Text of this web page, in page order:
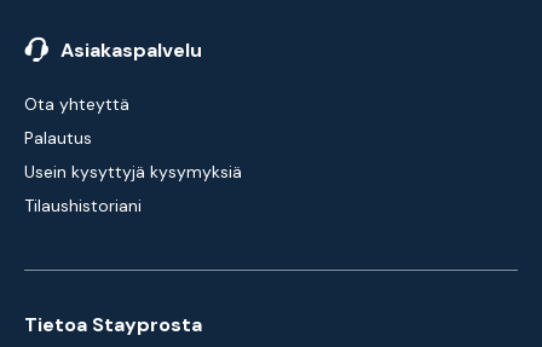
Asiakaspalvelu
Ota yhteyttä
Palautus
Usein kysyttyjä kysymyksiä
Tilaushistoriani
Tietoa Stayprosta